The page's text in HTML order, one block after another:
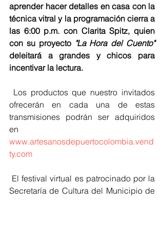
aprender hacer detalles en casa con la
técnica vitral y la programación cierra a
las 6:00 p.m. con Clarita Spitz, quien
con su proyecto
"La Hora del Cuento"
deleitará a grandes y chicos para
incentivar la lectura.
ofrecerán en cada una de estas
transmisiones podrán ser adquiridos
www.artesanosdepuertocolombia.vend
ty.com
Secretaría de Cultura del Municipio de